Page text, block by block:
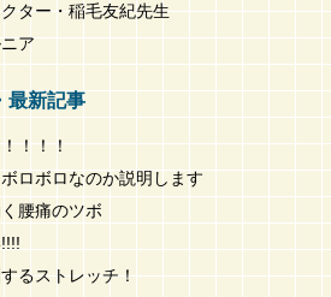
ター・稲毛友紀先生
ア
最新記事
！！！
ロボロなのか説明します
腰痛のツボ
るストレッチ！